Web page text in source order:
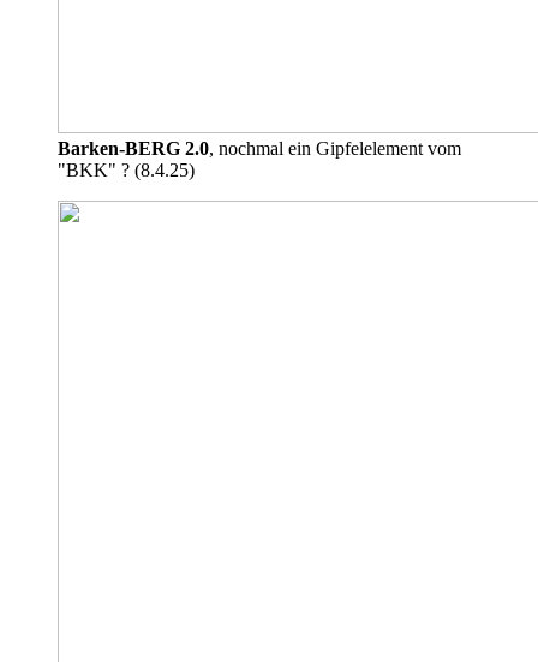
Barken-BERG 2.0, nochmal ein Gipfelelement vom
"BKK" ? (8.4.25)